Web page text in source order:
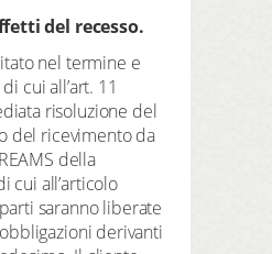
del recesso.
nel termine e
cui all’art. 11
risoluzione del
del ricevimento da
della
cui all’articolo
saranno liberate
derivanti